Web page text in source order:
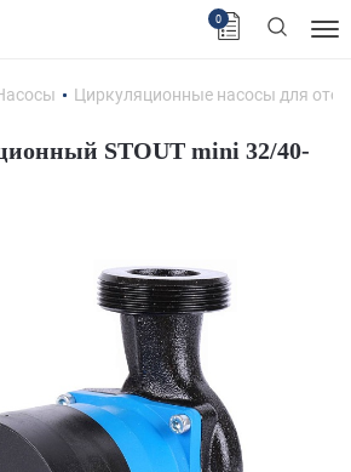
0
Циркуляционные насосы для
STOUT mini 32/40-